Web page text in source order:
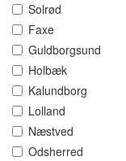
Solrød
Faxe
Guldborgsund
Holbæk
Kalundborg
Lolland
Næstved
Odsherred